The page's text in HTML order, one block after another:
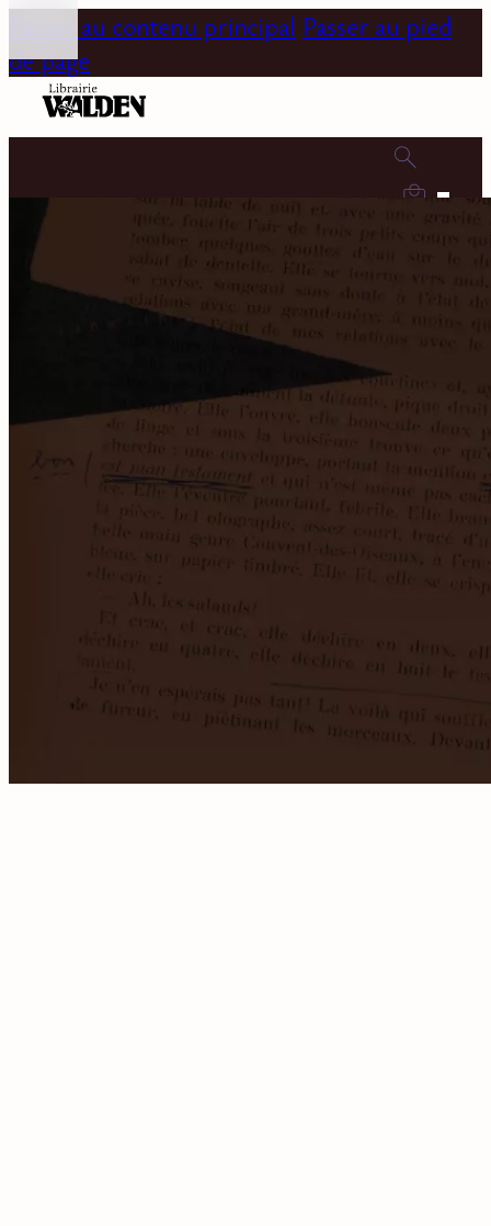
Passer au contenu principal Passer au pied
de page
0